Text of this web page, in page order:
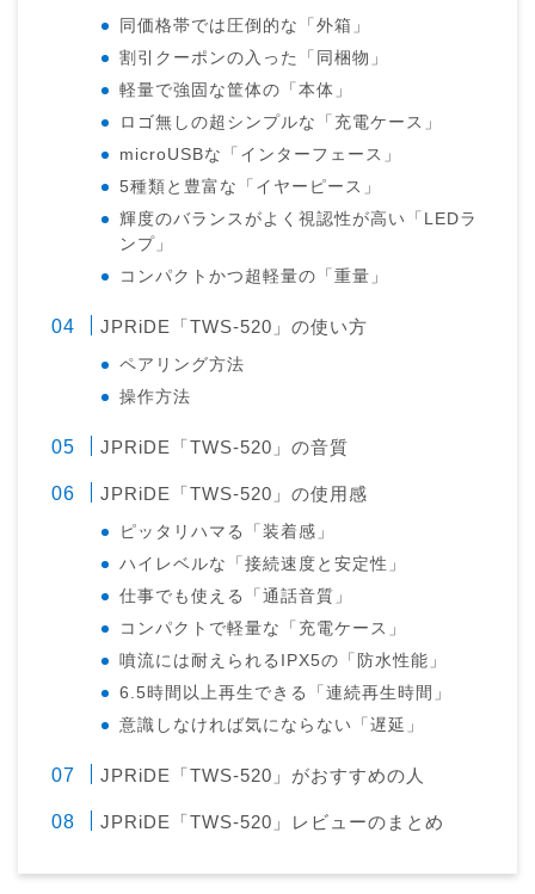
同価格帯では圧倒的な「外箱」
割引クーポンの入った「同梱物」
軽量で強固な筐体の「本体」
ロゴ無しの超シンプルな「充電ケース」
microUSBな「インターフェース」
5種類と豊富な「イヤーピース」
輝度のバランスがよく視認性が高い「LEDラ
ンプ」
コンパクトかつ超軽量の「重量」
JPRiDE「TWS-520」の使い方
ペアリング方法
操作方法
JPRiDE「TWS-520」の音質
JPRiDE「TWS-520」の使用感
ピッタリハマる「装着感」
ハイレベルな「接続速度と安定性」
仕事でも使える「通話音質」
コンパクトで軽量な「充電ケース」
噴流には耐えられるIPX5の「防水性能」
6.5時間以上再生できる「連続再生時間」
意識しなければ気にならない「遅延」
JPRiDE「TWS-520」がおすすめの人
JPRiDE「TWS-520」レビューのまとめ